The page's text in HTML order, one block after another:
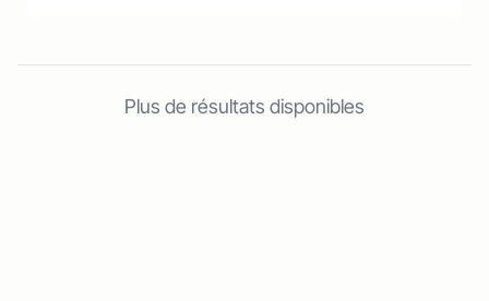
Plus de résultats disponibles